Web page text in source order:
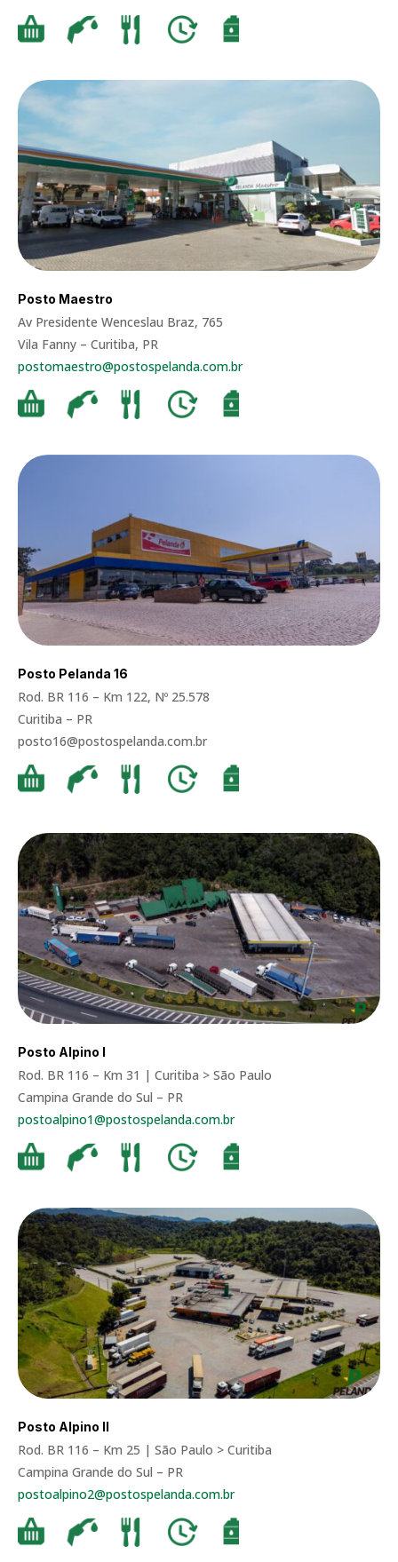
Posto Maestro
Av Presidente Wenceslau Braz, 765
Vila Fanny – Curitiba, PR
postomaestro@postospelanda.com.br
Posto Pelanda 16
Rod. BR 116 – Km 122, Nº 25.578
Curitiba – PR
posto16@postospelanda.com.br
Posto Alpino I
Rod. BR 116 – Km 31 | Curitiba > São Paulo
Campina Grande do Sul – PR
postoalpino1@postospelanda.com.br
Posto Alpino II
Rod. BR 116 – Km 25 | São Paulo > Curitiba
Campina Grande do Sul – PR
postoalpino2@postospelanda.com.br